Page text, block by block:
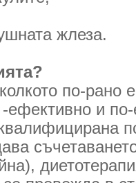
жлеза.
по-рано
ефективно и